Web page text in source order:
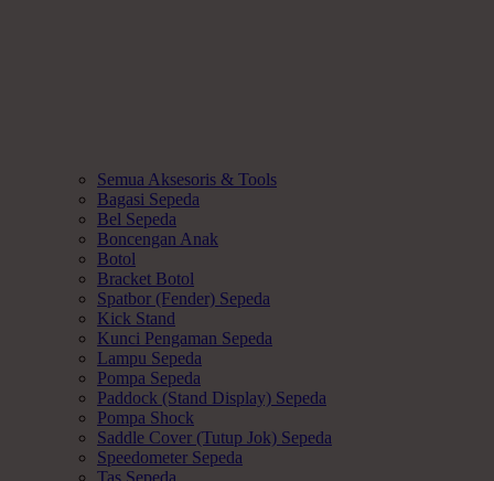
Semua Aksesoris & Tools
Bagasi Sepeda
Bel Sepeda
Boncengan Anak
Botol
Bracket Botol
Spatbor (Fender) Sepeda
Kick Stand
Kunci Pengaman Sepeda
Lampu Sepeda
Pompa Sepeda
Paddock (Stand Display) Sepeda
Pompa Shock
Saddle Cover (Tutup Jok) Sepeda
Speedometer Sepeda
Tas Sepeda